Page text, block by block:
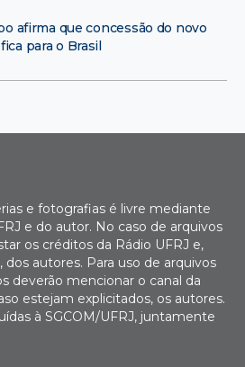
afirma que concessão do novo
para o Brasil
e fotografias é livre mediante
e do autor. No caso de arquivos
os créditos da Rádio UFRJ e,
autores. Para uso de arquivos
deverão mencionar o canal da
estejam explicitados, os autores.
à SGCOM/UFRJ, juntamente